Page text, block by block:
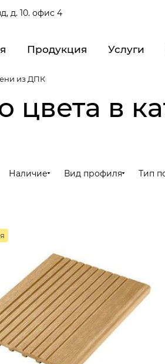
д. 10. офис 4
Продукция Услуги
из ДПК
цвета в
Наличие Вид профиля
Тип